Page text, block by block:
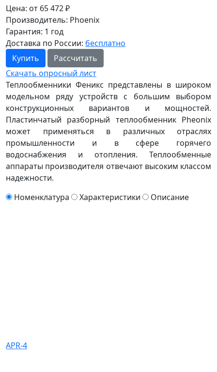
Цена: от 65 472₽
Производитель: Phoenix
Гарантия: 1 год
Доставка по России: бесплатно
Купить
Расcчитать
Скачать опросный лист
Теплообменники Феникс представлены в широком
модельном ряду устройств с большим выбором
конструкционных вариантов и мощностей.
Пластинчатый разборный теплообменник Pheonix
может применяться в различных отраслях
промышленности и в сфере горячего
водоснабжения и отопления. Теплообменные
аппараты производителя отвечают высоким классом
надежности.
Номенклатура
Характеристики Описание
APR-4